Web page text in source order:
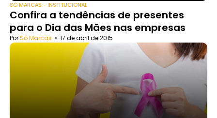
SÓ MARCAS - INSTITUCIONAL
Confira a tendências de presentes
para o Dia das Mães nas empresas
PorSó Marcas • 17 de abril de 2015